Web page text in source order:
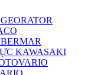
KAWASAKI